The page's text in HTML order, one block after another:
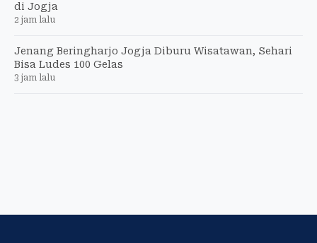
di Jogja
2 jam lalu
Jenang Beringharjo Jogja Diburu Wisatawan, Sehari
Bisa Ludes 100 Gelas
3 jam lalu